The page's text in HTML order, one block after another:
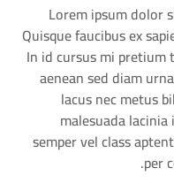
Lorem ipsum dolor
Quisque faucibus ex
In id cursus mi pretium
aenean sed diam
lacus nec metus
malesuada
semper vel class
per